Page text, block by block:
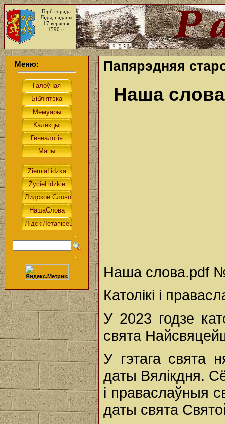
Герб горада
Ліды, наданы
17 верасня
1590 г.
Меню: Папярэдняя
Наша
Наша слова.pdf
Католікі і
У 2023 годзе
свята
У гэтага свята
даты Вялікдня.
і праваслаўныя
даты свята